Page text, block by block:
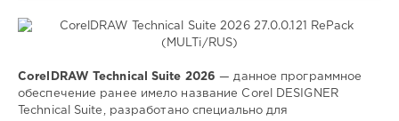
Софт
SamDel
CorelDRAW Technical Suite 2026 — данное программное
обеспечение ранее имело название Corel DESIGNER
Technical Suite, разработано специально для